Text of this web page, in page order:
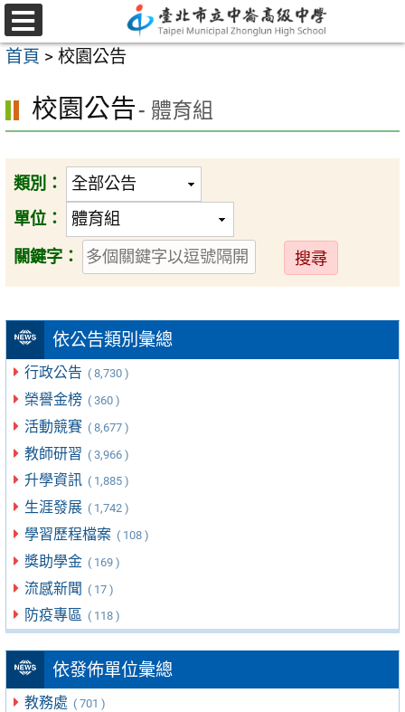
跳
至
主
內
區
選
單
首頁 > 校園公告
依公告類別彙總
行政公告 ( 8,730 )
榮譽金榜 ( 360 )
活動競賽 ( 8,677 )
教師研習 ( 3,966 )
升學資訊 ( 1,885 )
生涯發展 ( 1,742 )
學習歷程檔案 ( 108 )
獎助學金 ( 169 )
流感新聞 ( 17 )
防疫專區 ( 118 )
依發佈單位彙總
教務處 ( 701 )
校園公告- 體育組
類別：
單位：
關鍵字：
送
出